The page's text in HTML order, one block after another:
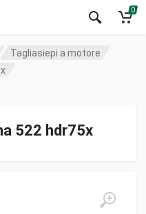
0
Tagliasiepi a motore
522 hdr75x